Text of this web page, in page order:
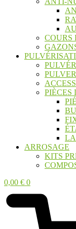
COURS
PIÈCES
ARROSAGE
KITS
0,00 € 0